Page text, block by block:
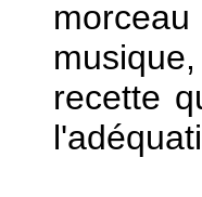
recette